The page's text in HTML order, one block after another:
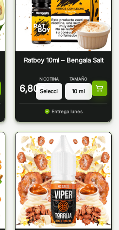
Ratboy 10ml – Bengala Salt
6,80 €
NICOTINA TAMAÑO
Entrega lunes